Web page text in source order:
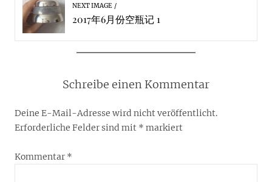
NEXT IMAGE
2017年6月份空瓶记 1
Schreibe einen Kommentar
Deine E-Mail-Adresse wird nicht veröffentlicht.
Erforderliche Felder sind mit * markiert
Kommentar *